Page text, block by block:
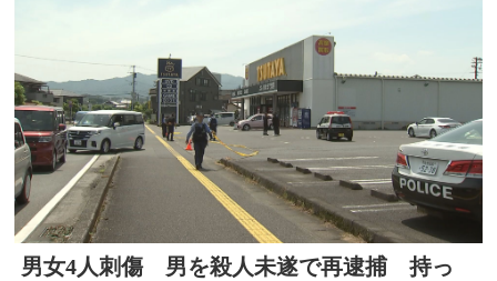
男女4人刺傷 男を殺人未遂で再逮捕 持っ